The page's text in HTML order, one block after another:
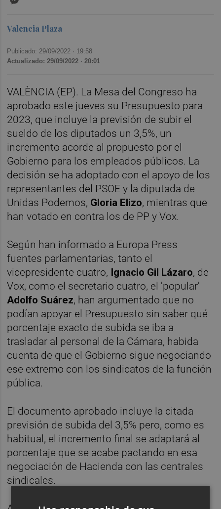
Valencia Plaza
Publicado: 29/09/2022 · 19:58
Actualizado: 29/09/2022 · 20:01
VALÈNCIA (EP). La Mesa del Congreso ha
aprobado este jueves su Presupuesto para
2023, que incluye la previsión de subir el
sueldo de los diputados un 3,5%, un
incremento acorde al propuesto por el
Gobierno para los empleados públicos. La
decisión se ha adoptado con el apoyo de los
representantes del PSOE y la diputada de
Unidas Podemos, Gloria Elizo, mientras que
han votado en contra los de PP y Vox.
Según han informado a Europa Press
fuentes parlamentarias, tanto el
vicepresidente cuatro, Ignacio Gil Lázaro, de
Vox, como el secretario cuatro, el 'popular'
Adolfo Suárez, han argumentado que no
podían apoyar el Presupuesto sin saber qué
porcentaje exacto de subida se iba a
trasladar al personal de la Cámara, habida
cuenta de que el Gobierno sigue negociando
ese extremo con los sindicatos de la función
pública.
El documento aprobado incluye la citada
previsión de subida del 3,5% pero, como es
habitual, el incremento final se adaptará al
porcentaje que se acabe pactando en esa
negociación de Hacienda con las centrales
sindicales.